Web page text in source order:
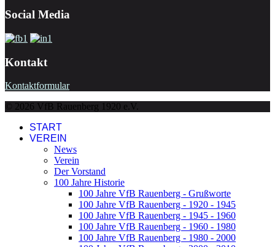
Social Media
Kontakt
Kontaktformular
© 2026 VfB Rauenberg 1920 e.V.
START
VEREIN
News
Verein
Der Vorstand
100 Jahre Historie
100 Jahre VfB Rauenberg - Grußworte
100 Jahre VfB Rauenberg - 1920 - 1945
100 Jahre VfB Rauenberg - 1945 - 1960
100 Jahre VfB Rauenberg - 1960 - 1980
100 Jahre VfB Rauenberg - 1980 - 2000